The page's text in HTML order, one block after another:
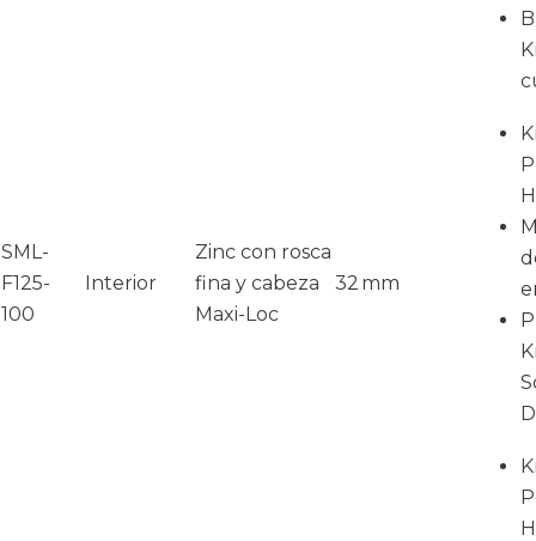
SML-
F125-
100
Interior
Zinc con rosca
fina y cabeza
Maxi-Loc
32 mm